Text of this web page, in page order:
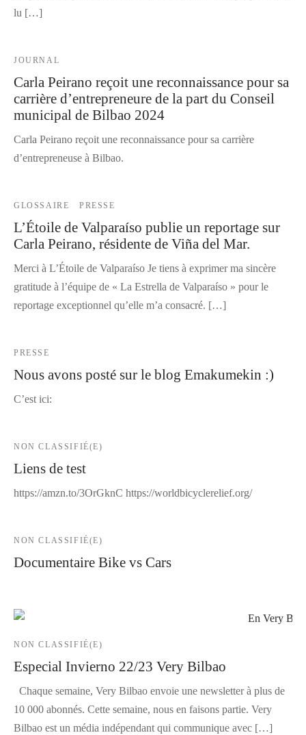
lu […]
JOURNAL
Carla Peirano reçoit une reconnaissance pour sa
carrière d’entrepreneure de la part du Conseil
municipal de Bilbao 2024
Carla Peirano reçoit une reconnaissance pour sa carrière
d’entrepreneuse à Bilbao.
GLOSSAIRE PRESSE
L’Étoile de Valparaíso publie un reportage sur
Carla Peirano, résidente de Viña del Mar.
Merci à L’Étoile de Valparaíso Je tiens à exprimer ma sincère
gratitude à l’équipe de « La Estrella de Valparaíso » pour le
reportage exceptionnel qu’elle m’a consacré. […]
PRESSE
Nous avons posté sur le blog Emakumekin :)
C’est ici:
NON CLASSIFIÉ(E)
Liens de test
https://amzn.to/3OrGknC https://worldbicyclerelief.org/
NON CLASSIFIÉ(E)
Documentaire Bike vs Cars
NON CLASSIFIÉ(E)
Especial Invierno 22/23 Very Bilbao
Chaque semaine, Very Bilbao envoie une newsletter à plus de
10 000 abonnés. Cette semaine, nous en faisons partie. Very
Bilbao est un média indépendant qui communique avec […]